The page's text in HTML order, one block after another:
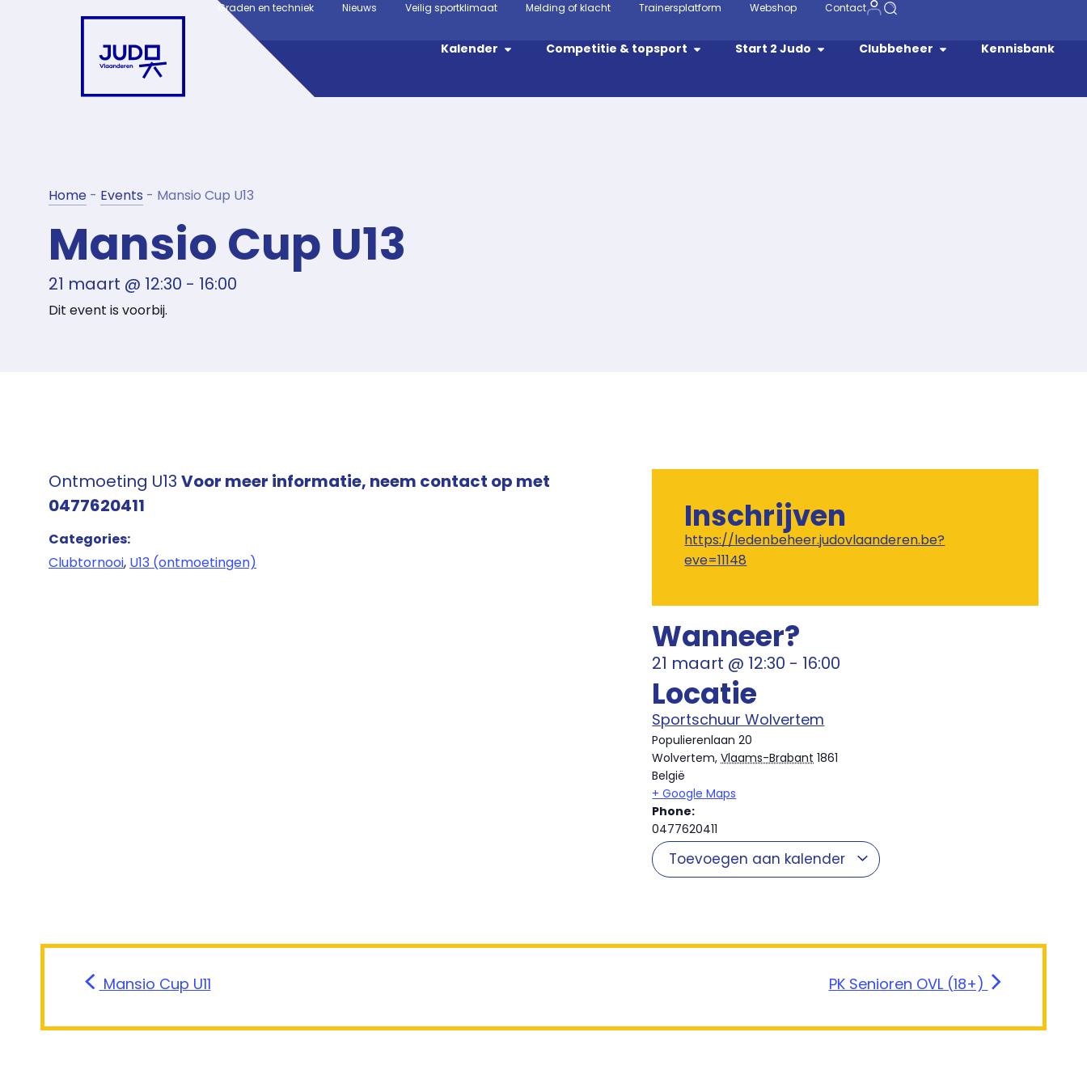
Graden en techniek Nieuws Veilig sportklimaat Melding of klacht Trainersplatform Webshop Contact
Kalender Competitie & topsport Start 2 Judo Clubbeheer Kennisbank
Home - Events - Mansio Cup U13
Mansio Cup U13
21 maart @ 12:30 - 16:00
Dit event is voorbij.
Ontmoeting U13 Voor meer informatie, neem contact op met
0477620411
Categories:
Clubtornooi, U13 (ontmoetingen)
Inschrijven
https://ledenbeheer.judovlaanderen.be?
eve=11148
Wanneer?
21 maart @ 12:30 - 16:00
Locatie
Sportschuur Wolvertem
Populierenlaan 20
Wolvertem, Vlaams-Brabant 1861
België
+ Google Maps
Phone:
0477620411
Toevoegen aan kalender
Mansio Cup U11 PK Senioren OVL (18+)